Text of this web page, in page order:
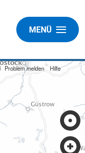
MENÜ